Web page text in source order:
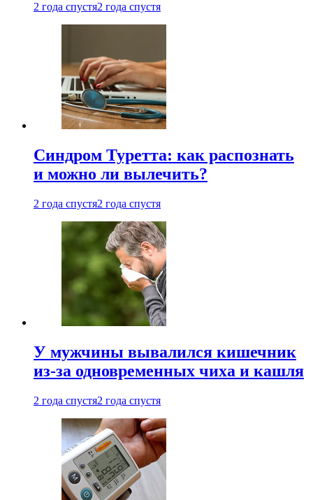
2 года спустя2 года спустя
Синдром Туретта: как распознать
и можно ли вылечить?
2 года спустя2 года спустя
У мужчины вывалился кишечник
из-за одновременных чиха и кашля
2 года спустя2 года спустя